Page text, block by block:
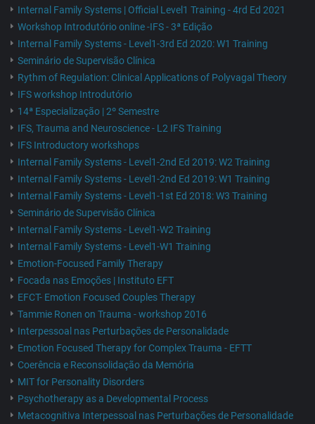
Internal Family Systems | Official Level1 Training - 4rd Ed 2021
Workshop Introdutório online -IFS - 3ª Edição
Internal Family Systems - Level1-3rd Ed 2020: W1 Training
Seminário de Supervisão Clínica
Rythm of Regulation: Clinical Applications of Polyvagal Theory
IFS workshop Introdutório
14ª Especialização | 2º Semestre
IFS, Trauma and Neuroscience - L2 IFS Training
IFS Introductory workshops
Internal Family Systems - Level1-2nd Ed 2019: W2 Training
Internal Family Systems - Level1-2nd Ed 2019: W1 Training
Internal Family Systems - Level1-1st Ed 2018: W3 Training
Seminário de Supervisão Clínica
Internal Family Systems - Level1-W2 Training
Internal Family Systems - Level1-W1 Training
Emotion-Focused Family Therapy
Focada nas Emoções | Instituto EFT
EFCT- Emotion Focused Couples Therapy
Tammie Ronen on Trauma - workshop 2016
Interpessoal nas Perturbações de Personalidade
Emotion Focused Therapy for Complex Trauma - EFTT
Coerência e Reconsolidação da Memória
MIT for Personality Disorders
Psychotherapy as a Developmental Process
Metacognitiva Interpessoal nas Perturbações de Personalidade